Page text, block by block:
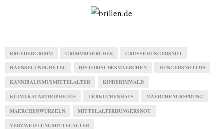
BRUEDERGRIMM GRIMMMAERCHEN GROSSEHUNGERSNOT
HAENSELUNDGRETEL HISTORISCHESMAERCHEN HUNGERSNOT1315
KANNIBALISMUSMITTELALTER KINDERIMWALD
KLIMAKATASTROPHE1315 LEBKUCHENHAUS MAERCHENURSPRUNG
MAERCHENWURZELN MITTELALTERHUNGERSNOT
VERZWEIFLUNGMITTELALTER